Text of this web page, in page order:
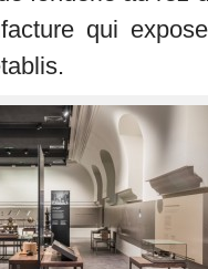
qui